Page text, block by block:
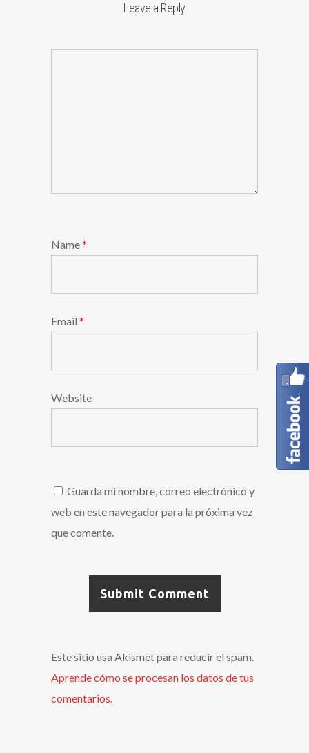
Leave a Reply
Name*
Email *
Website
Guarda mi nombre, correo electrónico y
web en este navegador para la próxima vez
que comente.
Este sitio usa Akismet para reducir el spam.
Aprende cómo se procesan los datos de tus
comentarios.